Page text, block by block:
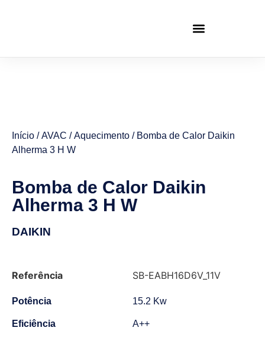
Início /AVAC /Aquecimento / Bomba de Calor Daikin
Alherma 3 H W
Bomba de Calor Daikin
Alherma 3 H W
DAIKIN
Referência SB-EABH16D6V_11V
Potência 15.2 Kw
Eficiência A++